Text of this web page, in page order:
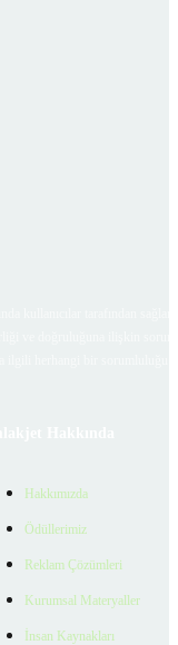
Hakkımızda
Ödüllerimiz
Reklam Çözümleri
Kurumsal Materyaller
İnsan Kaynakları